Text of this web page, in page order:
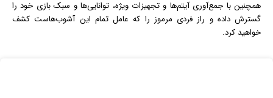
همچنین با جمع‌آوری آیتم‌ها و تجهیزات ویژه، توانایی‌ها و سبک بازی خود را
گسترش داده و راز فردی مرموز را که عامل تمام این آشوب‌هاست کشف
خواهید کرد.